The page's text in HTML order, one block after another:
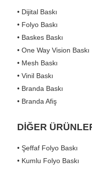
• Dijital Baskı
• Folyo Baskı
• Baskes Baskı
• One Way Vision Baskı
• Mesh Baskı
• Vinil Baskı
• Branda Baskı
• Branda Afiş
DİĞER
• Şeffaf Folyo Baskı
• Kumlu Folyo Baskı